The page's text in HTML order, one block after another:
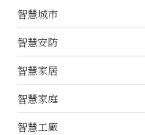
智慧城市
智慧安防
智慧家居
智慧家庭
智慧工廠